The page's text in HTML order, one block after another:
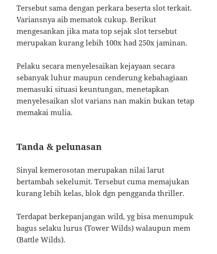
Tersebut sama dengan perkara beserta slot terkait.
Variansnya aib mematok cukup. Berikut
mengesankan jika mata top sejak slot tersebut
merupakan kurang lebih 100x had 250x jaminan.
Pelaku secara menyelesaikan kejayaan secara
sebanyak luhur maupun cenderung kebahagiaan
memasuki situasi keuntungan, menetapkan
menyelesaikan slot varians nan makin bukan tetap
memakai mulia.
Tanda & pelunasan
Sinyal kemerosotan merupakan nilai larut
bertambah sekelumit. Tersebut cuma memajukan
kurang lebih kelas, blok dgn pengganda thriller.
Terdapat berkepanjangan wild, yg bisa menumpuk
bagus selaku lurus (Tower Wilds) walaupun mem
(Battle Wilds).